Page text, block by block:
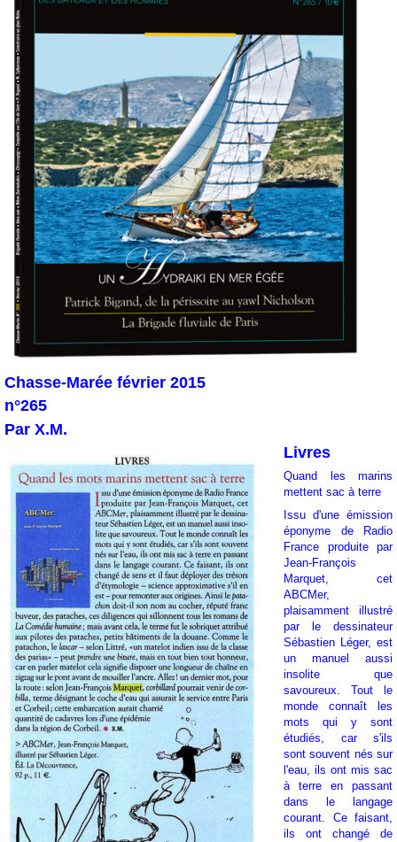
Chasse-Marée février 2015
n°265
Par X.M.
Livres
Quand les marins
mettent sac à terre
Issu d'une émission
éponyme de Radio
France produite par
Jean-François
Marquet, cet
ABCMer,
plaisamment illustré
par le dessinateur
Sébastien Léger, est
un manuel aussi
insolite que
savoureux. Tout le
monde connaît les
mots qui y sont
étudiés, car s'ils
sont souvent nés sur
l'eau, ils ont mis sac
à terre en passant
dans le langage
courant. Ce faisant,
ils ont changé de